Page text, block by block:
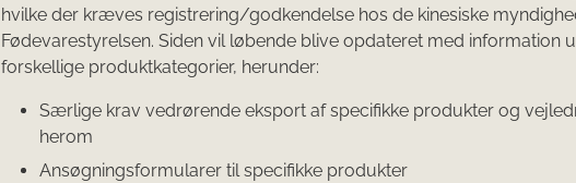
hvilke der kræves registrering/godkendelse hos de kinesiske
Fødevarestyrelsen. Siden vil løbende blive opdateret med information
forskellige produktkategorier, herunder:
Særlige krav vedrørende eksport af specifikke produkter og
herom
Ansøgningsformularer til specifikke produkter